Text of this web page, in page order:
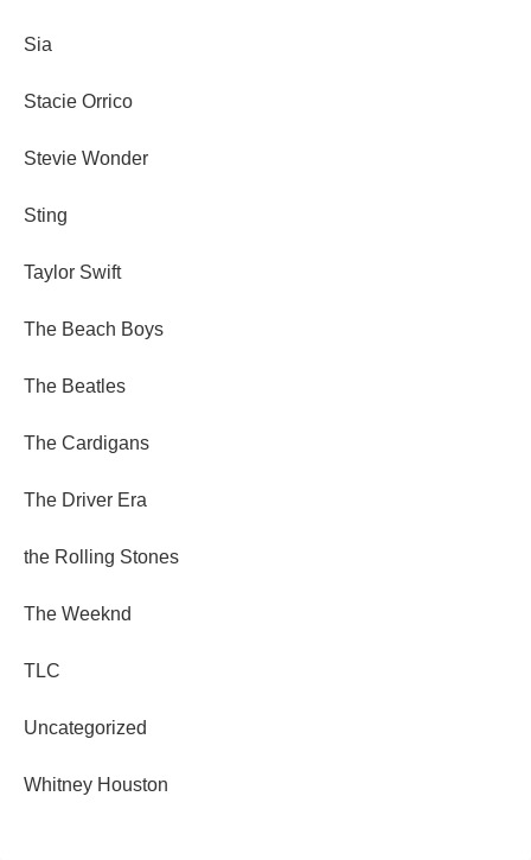
Sia
Stacie Orrico
Stevie Wonder
Sting
Taylor Swift
The Beach Boys
The Beatles
The Cardigans
The Driver Era
the Rolling Stones
The Weeknd
TLC
Uncategorized
Whitney Houston